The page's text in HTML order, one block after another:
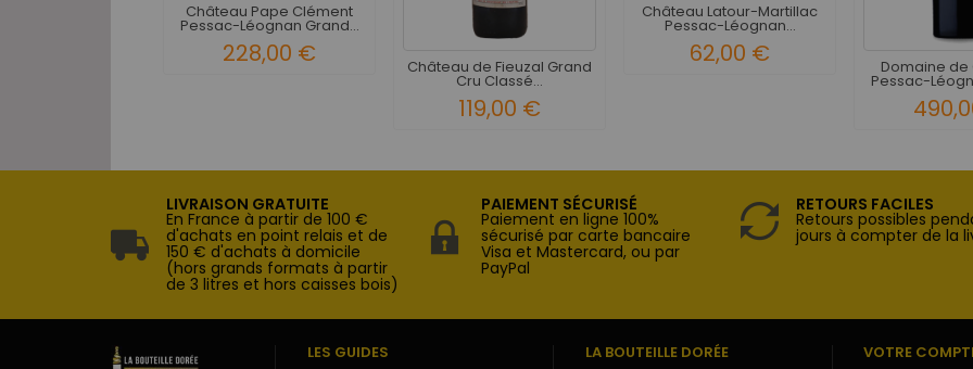
Château Pape Clément
Pessac-Léognan Grand...
228,00 € Château de Fieuzal Grand
Cru Classé...
119,00 €
Château Latour-Martillac
Pessac-Léognan...
62,00 € Domaine de
Pessac-
LIVRAISON GRATUITE
En France à partir de 100 €
d'achats en point relais et de
150 € d'achats à domicile
(hors grands formats à partir
de 3 litres et hors caisses bois)
PAIEMENT SÉCURISÉ
Paiement en ligne 100%
sécurisé par carte bancaire
Visa et Mastercard, ou par
PayPal
RETOURS FACILES
Retours possibles
jours à compter de la
LES GUIDES LA BOUTEILLE DORÉE VOTRE